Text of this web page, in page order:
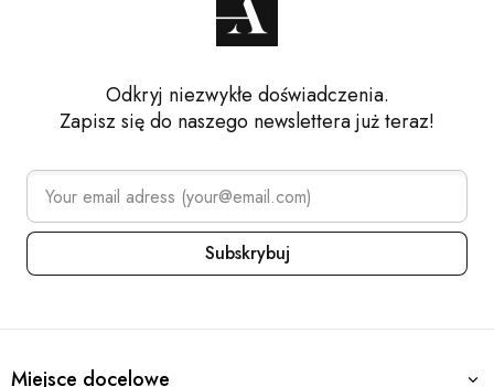
Odkryj niezwykłe doświadczenia.
Zapisz się do naszego newslettera już teraz!
Subskrybuj
Arena Collection – Footer
Miejsce docelowe
Miejsce docelowe